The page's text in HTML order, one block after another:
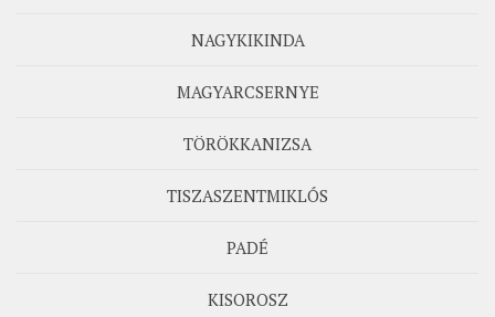
NAGYKIKINDA
MAGYARCSERNYE
TÖRÖKKANIZSA
TISZASZENTMIKLÓS
PADÉ
KISOROSZ